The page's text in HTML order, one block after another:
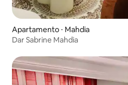
Apartamento ⋅ Mahdia
Dar Sabrine Mahdia